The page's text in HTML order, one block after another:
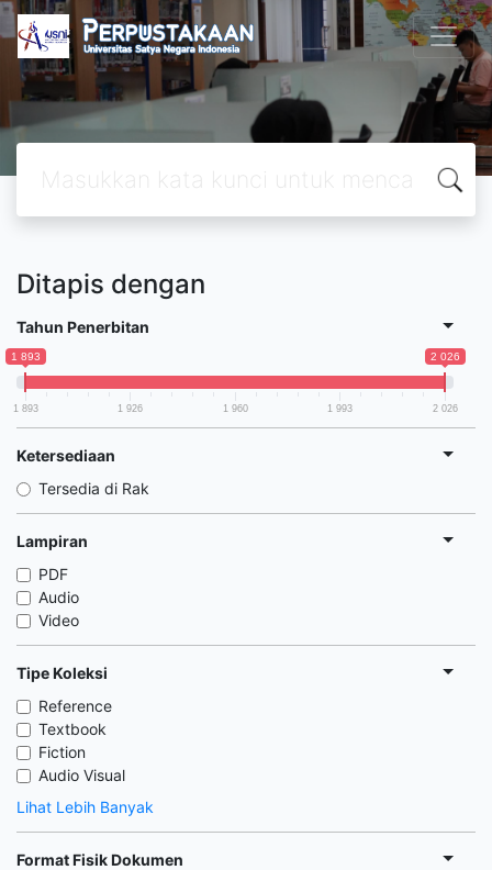
Ditapis dengan
Tahun Penerbitan
1 893 2 026
1 893 1 926 1 960 1 993 2 026
Ketersediaan
Tersedia di Rak
Lampiran
PDF
Audio
Video
Tipe Koleksi
Reference
Textbook
Fiction
Audio Visual
Lihat Lebih Banyak
Format Fisik Dokumen